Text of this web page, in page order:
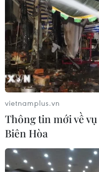
khăn và câu hỏi lớn
quan hệ này có được
vietnamplus.vn
Thông tin mới về
Biên Hòa